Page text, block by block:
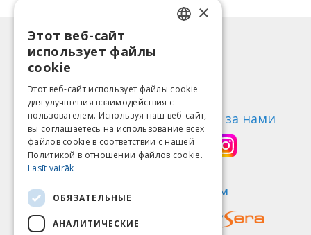
Информация
Возврат товара
О нас
Контакты
Правила пользования
Политика конфиденциальности
Следи за нами
Найди нас Мы принимаем
LITHUANIAN
ESTONIAN
RUSSIAN
×
Этот веб-сайт
использует файлы
cookie
Этот веб-сайт использует файлы cookie
для улучшения взаимодействия с
пользователем. Используя наш веб-сайт,
вы соглашаетесь на использование всех
файлов cookie в соответствии с нашей
Политикой в ​​отношении файлов cookie.
Lasīt vairāk
ОБЯЗАТЕЛЬНЫЕ
АНАЛИТИЧЕСКИЕ